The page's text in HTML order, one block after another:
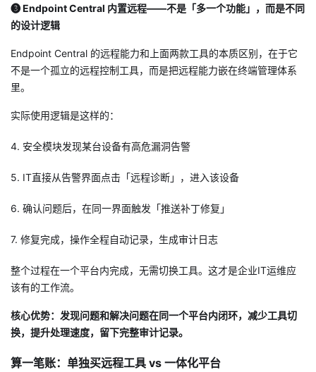
❸ Endpoint Central 内置远程——不是「多一个功能」，而是不同
的设计逻辑
Endpoint Central 的远程能力和上面两款工具的本质区别，在于它
不是一个孤立的远程控制工具，而是把远程能力嵌在终端管理体系
里。
实际使用逻辑是这样的：
4. 安全模块发现某台设备有高危漏洞告警
5. IT直接从告警界面点击「远程诊断」，进入该设备
6. 确认问题后，在同一界面触发「推送补丁修复」
7. 修复完成，操作全程自动记录，生成审计日志
整个过程在一个平台内完成，无需切换工具。这才是企业IT运维应
该有的工作流。
核心优势：发现问题和解决问题在同一个平台内闭环，减少工具切
换，提升处理速度，留下完整审计记录。
算一笔账：单独买远程工具 vs 一体化平台